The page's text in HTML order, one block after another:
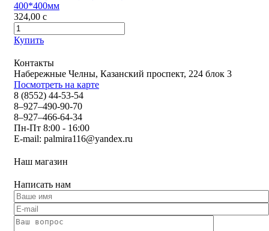
400*400мм
324,00 c
Купить
Контакты
Набережные Челны, Казанский проспект, 224 блок 3
Посмотреть на карте
8 (8552) 44-53-54
8–927–490-90-70
8–927–466-64-34
Пн-Пт 8:00 - 16:00
E-mail: palmira116@yandex.ru
Наш магазин
Написать нам